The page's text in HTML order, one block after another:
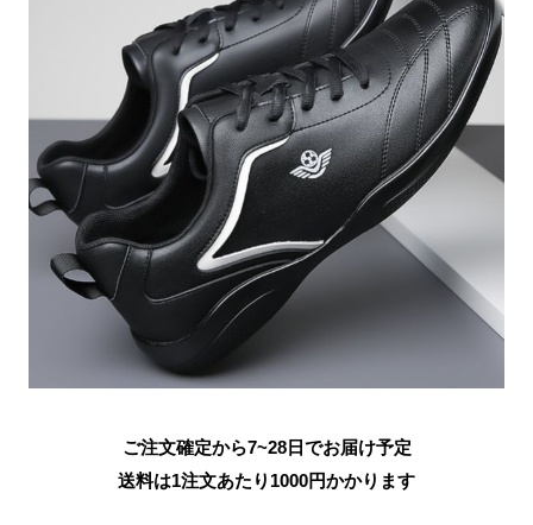
ご注文確定から7~28日でお届け予定
送料は1注文あたり 1000円かかります